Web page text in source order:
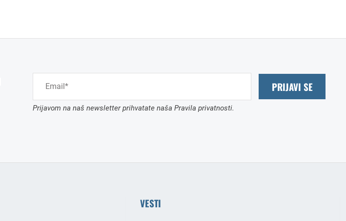
PRIJAVI SE
Prijavom na naš newsletter prihvatate naša Pravila privatnosti.
VESTI